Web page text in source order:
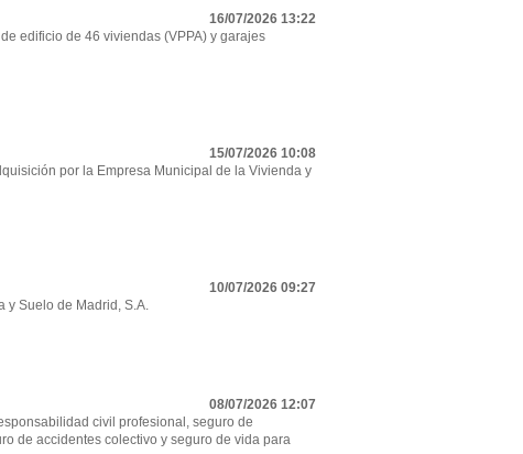
16/07/2026 13:22
edificio de 46 viviendas (VPPA) y garajes
15/07/2026 10:08
por la Empresa Municipal de la Vivienda y
10/07/2026 09:27
y Suelo de Madrid, S.A.
08/07/2026 12:07
civil profesional, seguro de
de accidentes colectivo y seguro de vida para